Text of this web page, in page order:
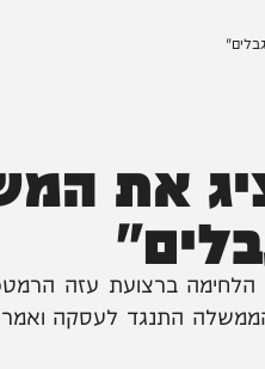
ברצועת עזה הרמטכ"ל
לעסקה ואמר כי "לא